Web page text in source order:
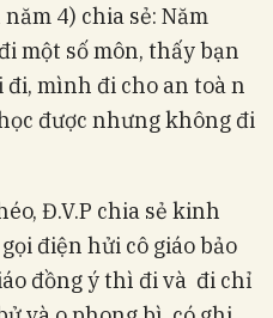
năm 4) chia sẻ: Năm
một số môn, thấy bạn
mình đi cho an toà n
được nhưng không đi
Đ.V.P chia sẻ kinh
điện hửi cô giáo bảo
đồng ý thì đi và đi chỉ